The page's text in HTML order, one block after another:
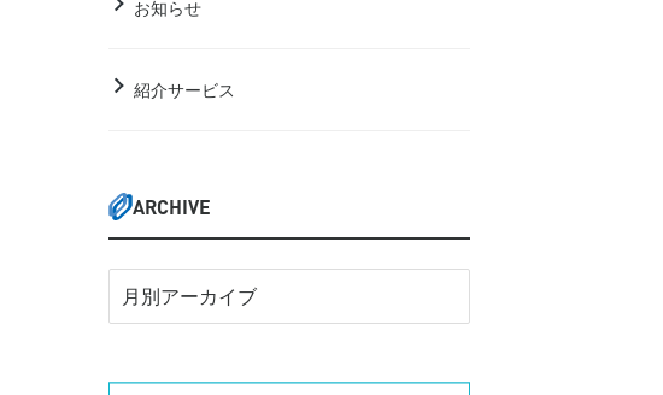
お知らせ
紹介サービス
ARCHIVE